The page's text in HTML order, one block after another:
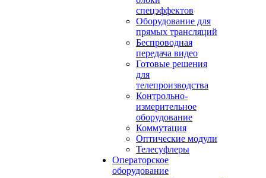
спецэффектов
Оборудование для
прямых трансляций
Беспроводная
передача видео
Готовые решения
для
телепроизводства
Контрольно-
измерительное
оборудование
Коммутация
Оптические модули
Телесуфлеры
Операторское
оборудование